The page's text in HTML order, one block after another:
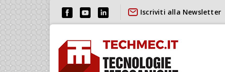
Iscriviti alla Newsletter